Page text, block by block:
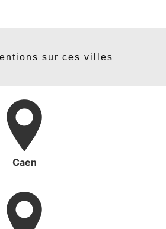
sur ces villes
Caen